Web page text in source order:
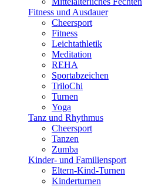
Fitness und Ausdauer
Cheersport
Fitness
Leichtathletik
Meditation
REHA
Sportabzeichen
TriloChi
Turnen
Yoga
Tanz und Rhythmus
Cheersport
Tanzen
Zumba
Kinder- und Familiensport
Eltern-Kind-Turnen
Kinderturnen